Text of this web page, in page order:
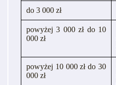
do 3 000 zł
powyżej 3 000 zł do 10
000 zł
powyżej 10 000 zł do 30
000 zł